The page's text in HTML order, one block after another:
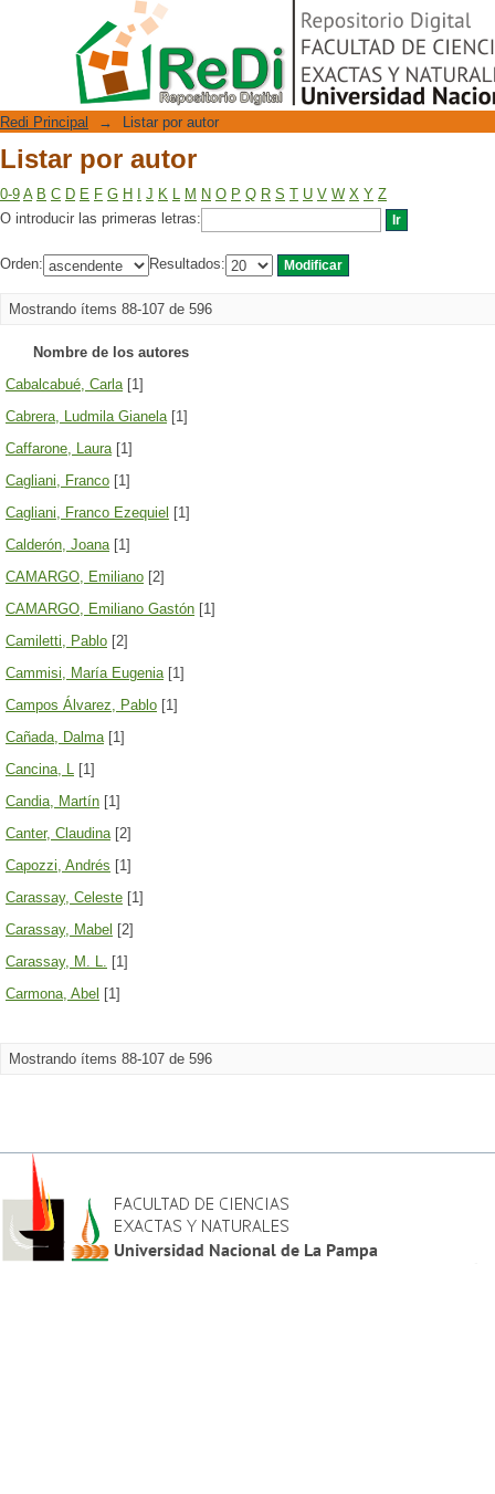
Listar por autor
Repositorio Digital
Redi Principal → Listar por autor
Listar por autor
0-9 A B C D E F G H J K L M N O P Q R S T U V W X Y Z
O introducir las primeras letras:
Orden: Resultados:
Mostrando ítems 88-107 de 596
Nombre de los autores
Cabalcabué, Carla[1]
Cabrera, Ludmila Gianela[1]
Caffarone, Laura[1]
Cagliani, Franco [1]
Cagliani, Franco Ezequiel [1]
Calderón, Joana[1]
CAMARGO, Emiliano [2]
CAMARGO, Emiliano Gastón [1]
Camiletti, Pablo [2]
Cammisi, María Eugenia[1]
Campos Álvarez, Pablo [1]
Cañada, Dalma[1]
Cancina, L [1]
Candia, Martín [1]
Canter, Claudina[2]
Capozzi, Andrés [1]
Carassay, Celeste [1]
Carassay, Mabel [2]
Carassay, M. L. [1]
Carmona, Abel [1]
Mostrando ítems 88-107 de 596